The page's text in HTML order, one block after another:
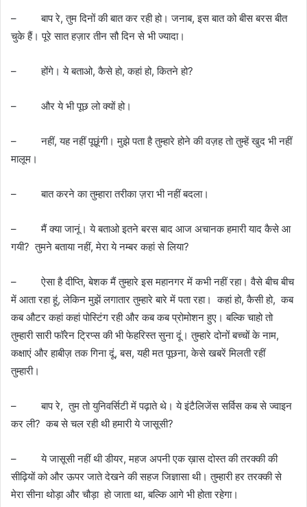
– बाप रे, तुम दिनों की बात कर रही हो। जनाब, इस बात को बीस बरस बीत
चुके हैं। पूरे सात हज़ार तीन सौ दिन से भी ज्यादा।
– होंगे। ये बताओ, कैसे हो, कहां हो, कितने हो?
– और ये भी पूछ लो क्यों हो।
– नहीं, यह नहीं पूछूंगी। मुझे पता है तुम्हारे होने की वज़ह तो तुम्हें खुद भी नहीं
मालूम।
– बात करने का तुम्हारा तरीका ज़रा भी नहीं बदला।
– मैं क्या जानूं। ये बताओ इतने बरस बाद आज अचानक हमारी याद कैसे आ
गयी? तुमने बताया नहीं, मेरा ये नम्बर कहां से लिया?
– ऐसा है दीप्ति, बेशक मैं तुम्हारे इस महानगर में कभी नहीं रहा। वैसे बीच बीच
में आता रहा हूं, लेकिन मुझें लगातार तुम्हारे बारे में पता रहा। कहां हो, कैसी हो, कब
कब औटर कहां कहां पोस्टिंग रही और कब कब प्रोमोशन हुए। बल्कि चाहो तो
तुम्हारी सारी फॉरेन ट्रिप्स की भी फेहरिस्त सुना दूं। तुम्हारे दोनों बच्चों के नाम,
कक्षाएं और हाबीज़ तक गिना दूं, बस, यही मत पूछना, केसे खबरें मिलती रहीं
तुम्हारी।
– बाप रे, तुम तो युनिवर्सिटी में पढ़ाते थे। ये इंटैलिजेंस सर्विस कब से ज्वाइन
कर ली? कब से चल रही थी हमारी ये जासूसी?
– ये जासूसी नहीं थी डीयर, महज अपनी एक ख़ास दोस्त की तरक्की की
सीढ़ियों को और ऊपर जाते देखने की सहज जिज्ञासा थी। तुम्हारी हर तरक्की से
मेरा सीना थोड़ा और चौड़ा हो जाता था, बल्कि आगे भी होता रहेगा।